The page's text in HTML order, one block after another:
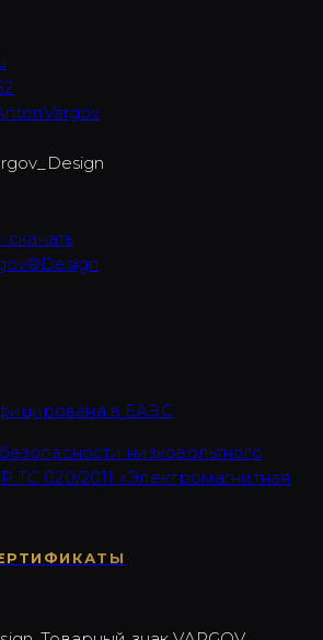
скачать
в ЕАЭС
низковольтного
ТС 020/2011 «Электромагнитная